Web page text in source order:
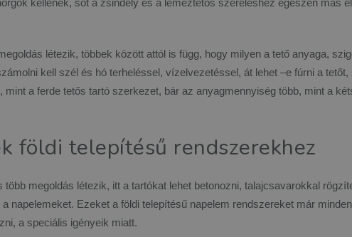
kellenek, sőt a zsindely és a lemeztetős szereléshez egészen más
létezik, többek között attól is függ, hogy milyen a tető anyaga,
kell szél és hó terheléssel, vízelvezetéssel, át lehet –e fúrni a tetőt,
a ferde tetős tartó szerkezet, bár az anyagmennyiség több, mint a
földi telepítésű rendszerekhez
megoldás létezik, itt a tartókat lehet betonozni, talajcsavarokkal
napelemeket. Ezeket a földi telepítésű napelem rendszereket már
a speciális igényeik miatt.